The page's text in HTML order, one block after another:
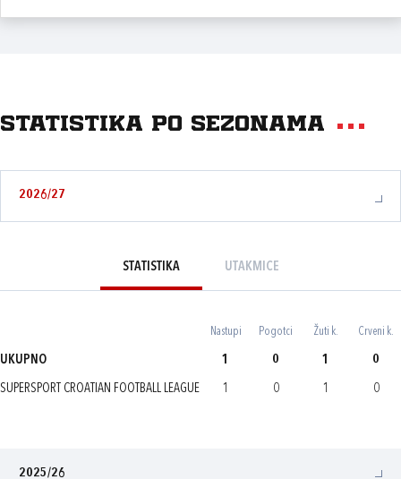
Statistika po sezonama
2026/27
STATISTIKA UTAKMICE
Nastupi Pogotci Žuti k. Crveni k.
UKUPNO 1 0 1 0
SUPERSPORT CROATIAN FOOTBALL LEAGUE 1 0 1 0
2025/26